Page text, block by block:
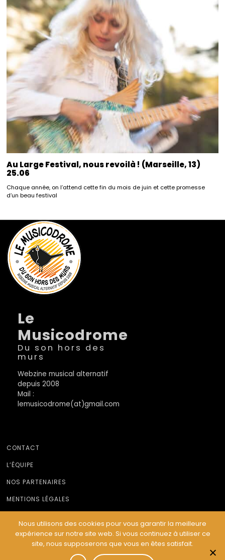
Au Large Festival, nous revoilà ! (Marseille, 13)
25.06
Chaque année, on l’attend cette fin du mois de juin et cette promesse
d’un beau festival
Le
Musicodrome
Du son hors des
murs
Webzine musical alternatif
depuis 2008
Mail :
lemusicodrome(at)gmail.com
CONTACT
L’ÉQUIPE
NOS PARTENAIRES
MENTIONS LÉGALES
© Le Musicodrome 2022 - Webdesign :Cereal Concept
Nous utilisons des cookies pour vous garantir la meilleure
expérience sur notre site web. Si vous continuez à utiliser ce
site, nous supposerons que vous en êtes satisfait.